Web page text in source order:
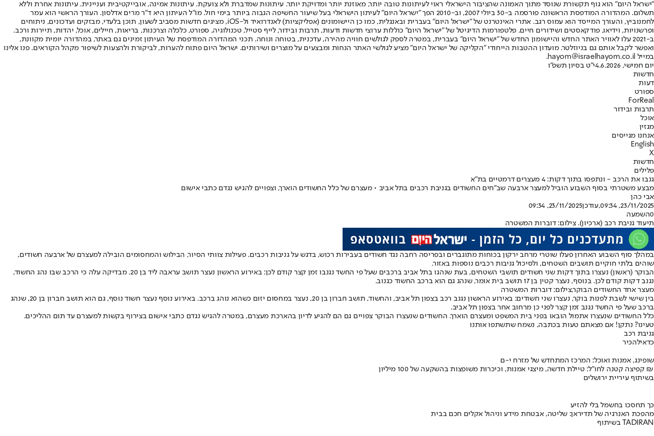
"ישראל היום" הוא גוף תקשורת שנוסד מתוך האמונה שהציבור הישראלי ראוי לעיתונות טובה יותר, מאוזנת יותר ומדויקת יותר. עיתונות שמדברת ולא צועקת. עיתונות אמינה, אובייקטיבית ועניינית. עיתונות אחרת וללא
תשלום. המהדורה המודפסת הראשונה פורסמה ב-30 ביולי 2007, וב-2010 הפך "ישראל היום" לעיתון הישראלי בעל שיעור החשיפה הגבוה ביותר בימי חול. מו"ל העיתון היא ד"ר מרים אדלסון. העורך הראשי הוא עמר
לחמנוביץ, והעורך המייסד הוא עמוס רגב. אתרי האינטרנט של "ישראל היום" בעברית ובאנגלית, כמו כן היישומונים (אפליקציות) לאנדרואיד ול-iOS, מציגים חדשות מסביב לשעון, תוכן בלעדי, מבזקים ועדכונים, ניתוחים
ופרשנויות, וידיאו, פודקאסטים ושידורים חיים. פלטפורמות הדיגיטל של "ישראל היום" כוללות ערוצי חדשות ודעות, תרבות ובידור, לייף סטייל, טכנולוגיה, ספורט, כלכלה וצרכנות, בריאות, חיילים, אוכל, יהדות, תיירות ורכב.
ב-2021 עלו לאוויר האתר החדש והיישומון החדש של "ישראל היום" בעברית, במטרה לספק לגולשים חוויה מהירה, עדכנית, בטוחה ונוחה. תכני המהדורה המודפסת של העיתון זמינים גם באתר, במהדורה יומית מקוונת,
ואפשר לקבל אותם גם בניוזלטר. מועדון ההטבות הייחודי "הקליקה של ישראל היום" מציע לגולשי האתר הנחות ומבצעים על מוצרים ושירותים. ישראל היום פתוח להערות, לביקורת ולהצעות לשיפור מקהל הקוראים. פנו אלינו
במייל hayom@israelhayom.co.il.
יום חמישי, 4.6.2026
י"ט בסיון תשפ"ו
חדשות
דעות
ספורט
ForReal
תרבות ובידור
אוכל
מגזין
אנחנו מגייסים
English
X
חדשות
פלילים
גנבו את הרכב - ונתפסו בתוך דקות: 4 מעצרים דרמטיים בת"א
מבצע משטרתי בסוף השבוע הוביל למעצר ארבעה שב"חים החשודים בגניבת רכבים בתל אביב • מעצרם של כלל החשודים הוארך, וצפויים להגיש נגדם כתבי אישום
אבי כהן
23/11/2025, 09:34
,עודכן23/11/2025, 09:34
0השמעה
תיעוד גניבת רכב (ארכיון). צילום: דוברות המשטרה
במהלך סוף השבוע האחרון פעלו שוטרי מרחב ירקון בכוחות מתוגברים ובפריסה רחבה נגד חשודים בעבירות רכוש, בדגש על גניבות רכבים. פעילות צוותי הסיור, הבילוש והמחסומים הובילה למעצרם של ארבעה חשודים,
שוהים בלתי חוקיים תושבים השטחים, ולסיכול גניבות רכבים נוספות באזור.
הבוקר (ראשון) נעצרו בתוך דקות שני חשודים תושבי השטחים, בעת שנהגו בתל אביב ברכבים שעל פי החשד נגנבו זמן קצר קודם לכן: באירוע הראשון נעצר תושב עראבה ליד בן 20. מבדיקה עלה כי הרכב שבו נהג החשוד,
נגנב דקות קודם לכן. בנוסף, נעצר קטין בן 17 תושב בית אומר, שנהג גם הוא ברכב החשוד כגנוב.
מעצר אחד החשודים הבוקר,צילום: דוברות המשטרה
בין שישי לשבת לפנות בוקר, נעצרו שני חשודים: באירוע הראשון נגנב רכב בצפון תל אביב, והחשוד, תושב חברון בן 20, נעצר במחסום יזום כשהוא נוהג ברכב. באירוע נוסף נעצר חשוד נוסף, גם הוא תושב חברון בן 20, שנהג
ברכב שעל פי החשד נגנב זמן קצר לפני כן מרחוב אחר בצפון תל אביב.
כלל החשודים שנעצרו אתמול הובאו בפני בית המשפט ומעצרם הוארך. החשודים שנעצרו הבוקר צפויים גם הם להגיע לדיון בהארכת מעצרם, במטרה להגיש נגדם כתבי אישום בצירוף בקשות למעצרם עד תום ההליכים.
טעינו? נתקן! אם מצאתם טעות בכתבה, נשמח שתשתפו אותנו
גניבת רכב
כדאילהכיר
שופינג, אמנות ואוכל: המרכז המתחדש של מזרח י-ם
קפיצה קטנה לחו"ל: טיילת חדשה, מיצגי אמנות, וכיכרות משופצות בהשקעה של 100 מיליון ₪
בשיתוף עיריית ירושלים
כך תחסכו בחשמל בלי להזיע
מהפכת האנרגיה של תדיראן: שליטה, אבטחת מידע וניהול אקלים חכם בבית
בשיתוף TADIRAN